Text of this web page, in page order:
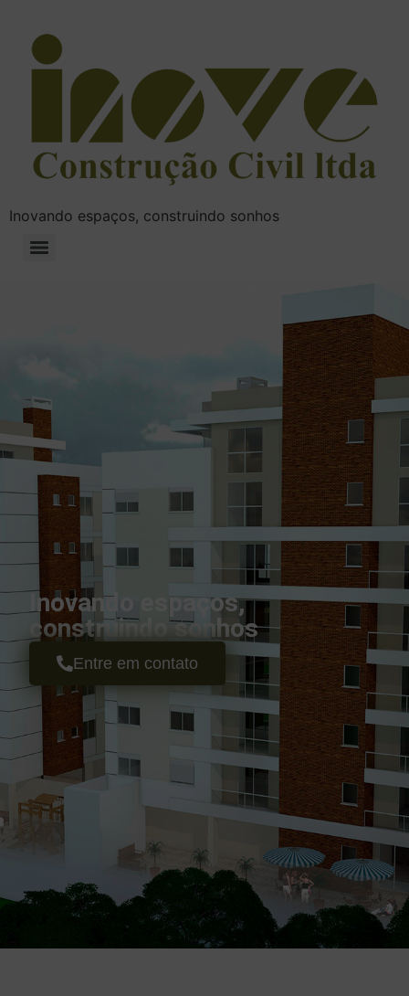
Inovando espaços, construindo sonhos
Inovando espaços,
construindo sonhos
Entre em contato